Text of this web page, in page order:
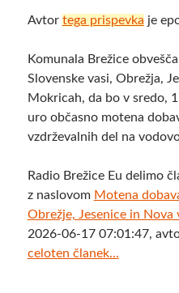
Avtor tega prispevka je
Komunala Brežice
Slovenske vasi, Obrežja,
Mokricah, da bo v sredo,
uro občasno motena
vzdrževalnih del na
Radio Brežice Eu delimo
z naslovom Motena
Obrežje, Jesenice in
2026-06-17 07:01:47,
celoten članek...